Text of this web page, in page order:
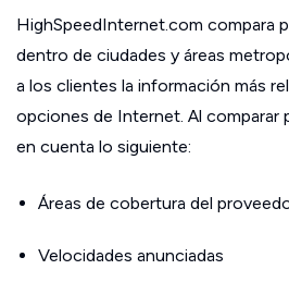
HighSpeedInternet.com compara
dentro de ciudades y áreas
a los clientes la información más
opciones de Internet. Al comparar
en cuenta lo siguiente:
Áreas de cobertura del
Velocidades anunciadas